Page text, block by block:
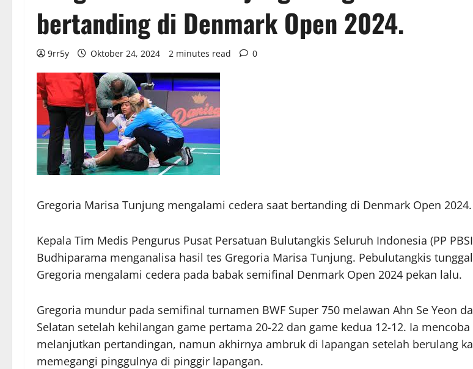
bertanding di Denmark Open 2024.
9rr5y Oktober 24, 2024 2 minutes read 0
Gregoria Marisa Tunjung mengalami cedera saat bertanding di Denmark Open 2024.
Kepala Tim Medis Pengurus Pusat Persatuan Bulutangkis Seluruh Indonesia (PP
Budhiparama menganalisa hasil tes Gregoria Marisa Tunjung. Pebulutangkis
Gregoria mengalami cedera pada babak semifinal Denmark Open 2024 pekan lalu.
Gregoria mundur pada semifinal turnamen BWF Super 750 melawan Ahn Se Yeon
Selatan setelah kehilangan game pertama 20-22 dan game kedua 12-12. Ia
melanjutkan pertandingan, namun akhirnya ambruk di lapangan setelah berulang
memegangi pinggulnya di pinggir lapangan.